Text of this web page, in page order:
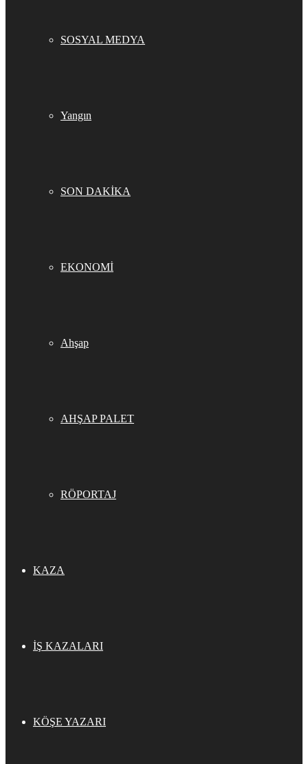
SOSYAL MEDYA
Yangın
SON DAKİKA
EKONOMİ
Ahşap
AHŞAP PALET
RÖPORTAJ
KAZA
İŞ KAZALARI
KÖŞE YAZARI